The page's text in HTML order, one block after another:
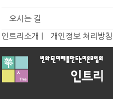
오시는 길
인트리소개 | 개인정보 처리방침 |